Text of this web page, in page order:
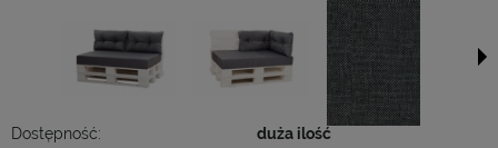
Dostępność:
duża ilość